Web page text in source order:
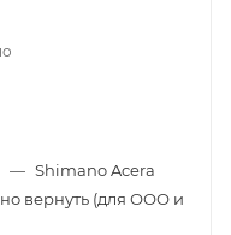
— Shimano Acera
вернуть (для ООО и